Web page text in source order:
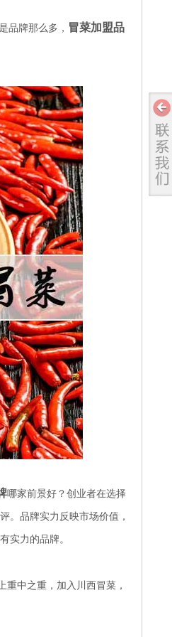
品牌那么多， 冒菜加盟品
哪家前景好？创业者在选择
。品牌实力反映市场价值，
实力的品牌。
中之重，加入川西冒菜，